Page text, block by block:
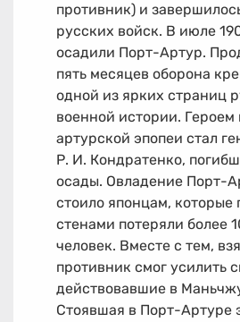
противник) и
русских войск. В июле
осадили Порт-Артур.
пять месяцев оборона
одной из ярких страниц
военной истории. Героем
артурской эпопеи стал
Р. И. Кондратенко,
осады. Овладение Порт-
стоило японцам, которые
стенами потеряли более
человек. Вместе с тем,
противник смог усилить
действовавшие в
Стоявшая в Порт-Артуре